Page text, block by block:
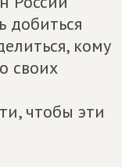
добиться
кому
своих
чтобы эти